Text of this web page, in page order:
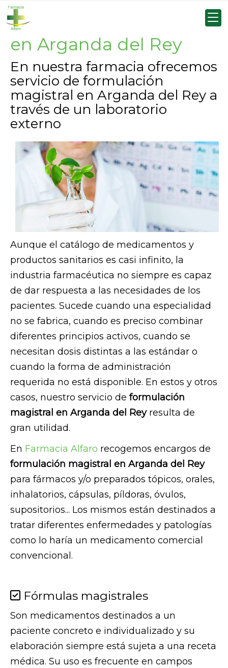
Formulación magistral
en Arganda del Rey
En nuestra farmacia ofrecemos
servicio de formulación
magistral en Arganda del Rey a
través de un laboratorio
externo
Aunque el catálogo de medicamentos y
productos sanitarios es casi infinito, la
industria farmacéutica no siempre es capaz
de dar respuesta a las necesidades de los
pacientes. Sucede cuando una especialidad
no se fabrica, cuando es preciso combinar
diferentes principios activos, cuando se
necesitan dosis distintas a las estándar o
cuando la forma de administración
requerida no está disponible. En estos y otros
casos, nuestro servicio de formulación
magistral en Arganda del Reyresulta de
gran utilidad.
En Farmacia Alfaro recogemos encargos de
formulación magistral en Arganda del Rey
para fármacos y/o preparados tópicos, orales,
inhalatorios, cápsulas, píldoras, óvulos,
supositorios... Los mismos están destinados a
tratar diferentes enfermedades y patologías
como lo haría un medicamento comercial
convencional.
Fórmulas magistrales
Son medicamentos destinados a un
paciente concreto e individualizado y su
elaboración siempre está sujeta a una receta
médica. Su uso es frecuente en campos